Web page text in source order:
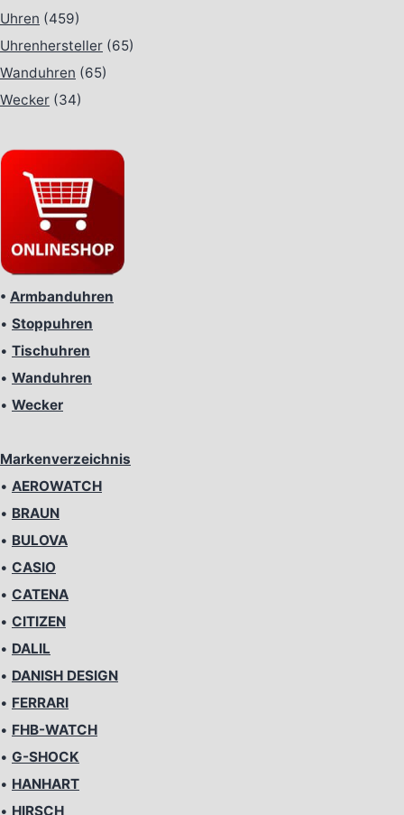
Uhren (459)
Uhrenhersteller (65)
Wanduhren (65)
Wecker (34)
• Armbanduhren
• Stoppuhren
• Tischuhren
• Wanduhren
• Wecker
Markenverzeichnis
• AEROWATCH
• BRAUN
• BULOVA
• CASIO
• CATENA
• CITIZEN
• DALIL
• DANISH DESIGN
• FERRARI
• FHB-WATCH
• G-SHOCK
• HANHART
• HIRSCH